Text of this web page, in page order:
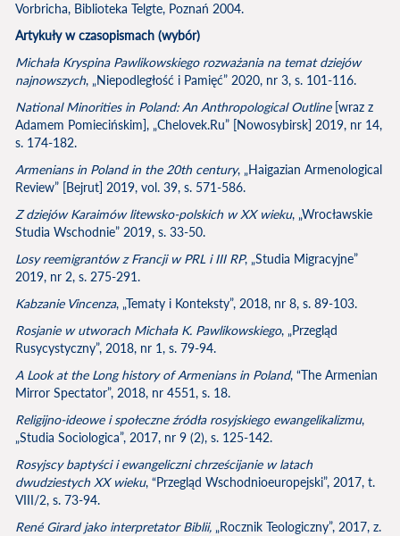
Vorbricha, Biblioteka Telgte, Poznań 2004.
Artykuły w czasopismach (wybór)
Michała Kryspina Pawlikowskiego rozważania na temat dziejów
najnowszych, „Niepodległość i Pamięć” 2020, nr 3, s. 101-116.
National Minorities in Poland: An Anthropological Outline[wraz z
Adamem Pomiecińskim], „Chelovek.Ru” [Nowosybirsk] 2019, nr 14,
s. 174-182.
Armenians in Poland in the 20th century, „Haigazian Armenological
Review” [Bejrut] 2019, vol. 39, s. 571-586.
Z dziejów Karaimów litewsko-polskich w XX wieku, „Wrocławskie
Studia Wschodnie” 2019, s. 33-50.
Losy reemigrantów z Francji w PRL i III RP, „Studia Migracyjne”
2019, nr 2, s. 275-291.
Kabzanie Vincenza, „Tematy i Konteksty”, 2018, nr 8, s. 89-103.
Rosjanie w utworach Michała K. Pawlikowskiego, „Przegląd
Rusycystyczny”, 2018, nr 1, s. 79-94.
A Look at the Long history of Armenians in Poland, “The Armenian
Mirror Spectator”, 2018, nr 4551, s. 18.
Religijno-ideowe i społeczne źródła rosyjskiego ewangelikalizmu,
„Studia Sociologica”, 2017, nr 9 (2), s. 125-142.
Rosyjscy baptyści i ewangeliczni chrześcijanie w latach
dwudziestych XX wieku, “Przegląd Wschodnioeuropejski”, 2017, t.
VIII/2, s. 73-94.
RenéGirard jako interpretator Biblii, „Rocznik Teologiczny”, 2017, z.